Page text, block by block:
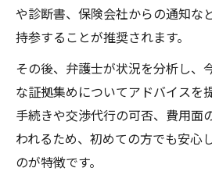
事故直後に弁護士が伝
保険会社へ連絡する際の
点
弁護士が解説する事故
コツ
東京都千代田区神田花
談の流れ
や診断書、保険会社からの通知な
持参することが推奨されます。
その後、弁護士が状況を分析し、
な証拠集めについてアドバイスを
手続きや交渉代行の可否、費用面
われるため、初めての方でも安心
のが特徴です。